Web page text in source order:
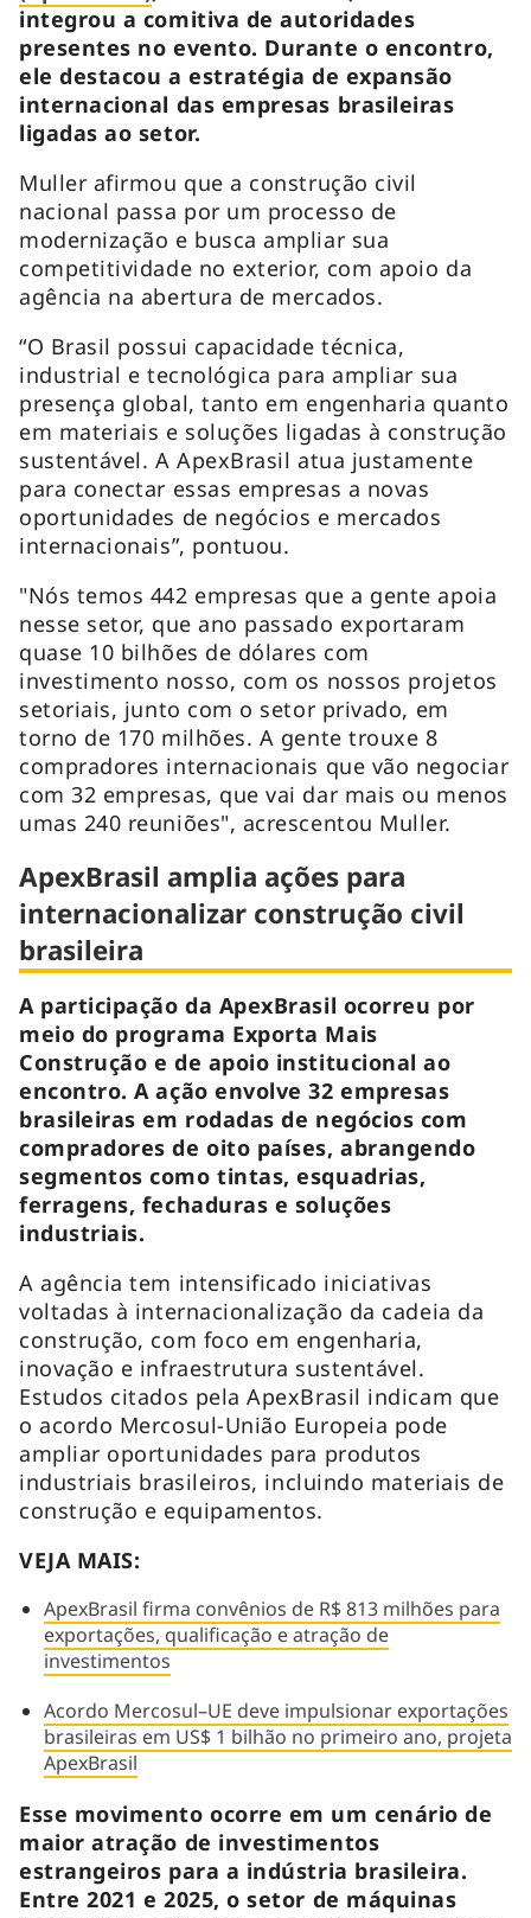
integrou a comitiva de autoridades
presentes no evento. Durante o encontro,
ele destacou a estratégia de expansão
internacional das empresas brasileiras
ligadas ao setor.
Muller afirmou que a construção civil
nacional passa por um processo de
modernização e busca ampliar sua
competitividade no exterior, com apoio da
agência na abertura de mercados.
“O Brasil possui capacidade técnica,
industrial e tecnológica para ampliar sua
presença global, tanto em engenharia quanto
em materiais e soluções ligadas à construção
sustentável. A ApexBrasil atua justamente
para conectar essas empresas a novas
oportunidades de negócios e mercados
internacionais”, pontuou.
"Nós temos 442 empresas que a gente apoia
nesse setor, que ano passado exportaram
quase 10 bilhões de dólares com
investimento nosso, com os nossos projetos
setoriais, junto com o setor privado, em
torno de 170 milhões. A gente trouxe 8
compradores internacionais que vão negociar
com 32 empresas, que vai dar mais ou menos
umas 240 reuniões", acrescentou Muller.
ApexBrasil amplia ações para
internacionalizar construção civil
brasileira
A participação da ApexBrasil ocorreu por
meio do programa Exporta Mais
Construção e de apoio institucional ao
encontro. A ação envolve 32 empresas
brasileiras em rodadas de negócios com
compradores de oito países, abrangendo
segmentos como tintas, esquadrias,
ferragens, fechaduras e soluções
industriais.
A agência tem intensificado iniciativas
voltadas à internacionalização da cadeia da
construção, com foco em engenharia,
inovação e infraestrutura sustentável.
Estudos citados pela ApexBrasil indicam que
o acordo Mercosul-União Europeia pode
ampliar oportunidades para produtos
industriais brasileiros, incluindo materiais de
construção e equipamentos.
VEJA MAIS:
ApexBrasil firma convênios de R$ 813 milhões para
exportações, qualificação e atração de
investimentos
Acordo Mercosul–UE deve impulsionar exportações
brasileiras em US$ 1 bilhão no primeiro ano, projeta
ApexBrasil
Esse movimento ocorre em um cenário de
maior atração de investimentos
estrangeiros para a indústria brasileira.
Entre 2021 e 2025, o setor de máquinas